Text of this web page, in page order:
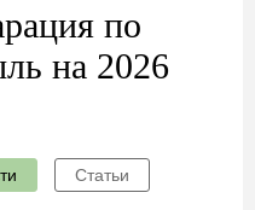
по
на 2026
Статьи